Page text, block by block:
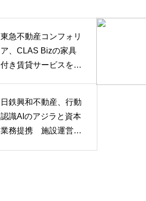
東急不動産コンフォリ
ア、CLAS Bizの家具
付き賃貸サービスを採
日鉄興和不動産、行動
認識AIのアジラと資本
業務提携 施設運営D